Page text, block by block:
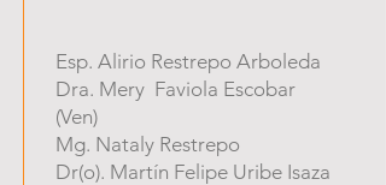
Esp. Alirio Restrepo Arboleda
Dra. Mery Faviola Escobar
(Ven)
Mg. Nataly Restrepo
Dr(o). Martín Felipe Uribe Isaza